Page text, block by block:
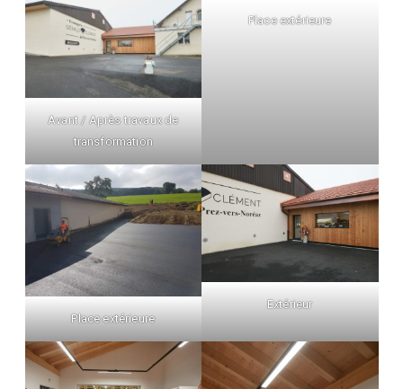
Avant / Après travaux de
transformation
Place extérieure
Place extérieure
Extérieur